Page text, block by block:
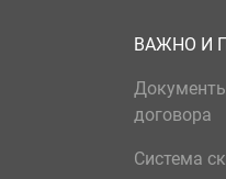
ВАЖНО И
договора
Система